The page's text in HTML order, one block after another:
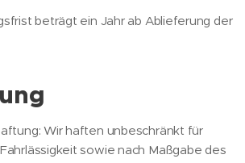
beträgt ein Jahr ab Ablieferung der
Wir haften unbeschränkt für
sowie nach Maßgabe des